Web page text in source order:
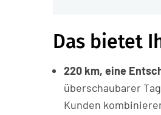
Das bietet
220 km, eine
überschaubarer
Kunden